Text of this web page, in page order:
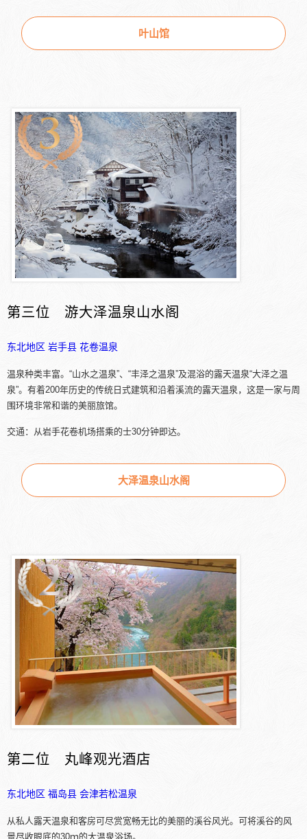
叶山馆
第三位 游大泽温泉山水阁
东北地区 岩手县 花卷温泉
温泉种类丰富。“山水之温泉”、“丰泽之温泉”及混浴的露天温泉“大泽之温
泉”。有着200年历史的传统日式建筑和沿着溪流的露天温泉，这是一家与周
围环境非常和谐的美丽旅馆。
交通：从岩手花卷机场搭乘的士30分钟即达。
大泽温泉山水阁
第二位 丸峰观光酒店
东北地区 福岛县 会津若松温泉
从私人露天温泉和客房可尽赏宽畅无比的美丽的溪谷风光。可将溪谷的风
景尽收眼底的30ｍ的大温泉浴场。